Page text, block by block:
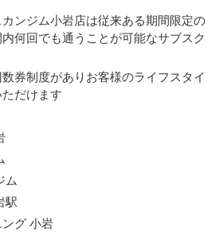
ンジム小岩店は従来ある期間限定の
何回でも通うことが可能なサブスク
券制度がありお客様のライフスタイ
だけます
ム
駅
グ 小岩